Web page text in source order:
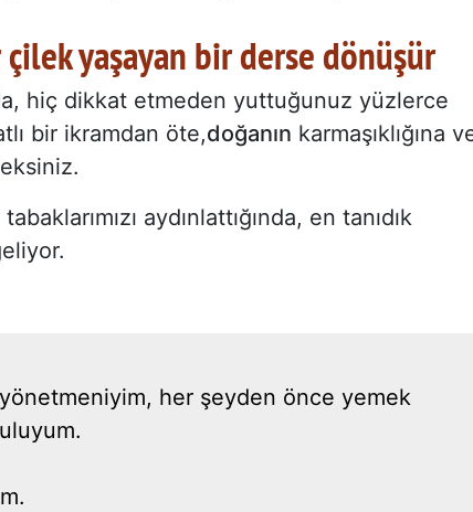
yaşayan bir derse dönüşür
hiç dikkat etmeden yuttuğunuz yüzlerce
bir ikramdan öte,doğanın karmaşıklığına
aydınlattığında, en tanıdık
her şeyden önce yemek